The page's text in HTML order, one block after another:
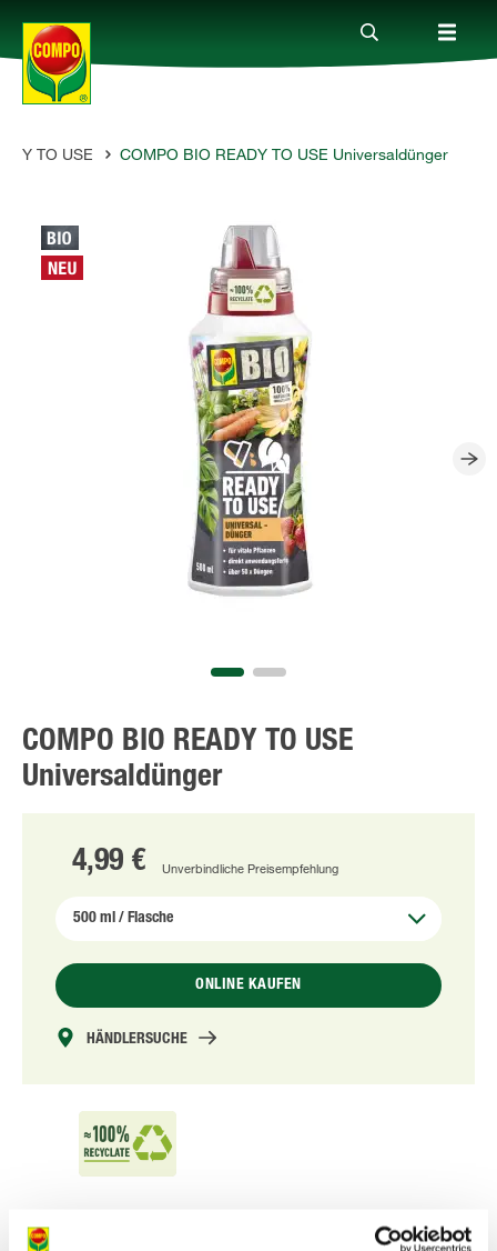
Produkte
Ratgeber
TO USE COMPO BIO READY TO USE Universaldünger
COMPO BIO READY TO USE
Universaldünger
4,99 € Unverbindliche Preisempfehlung
ONLINE KAUFEN
HÄNDLERSUCHE